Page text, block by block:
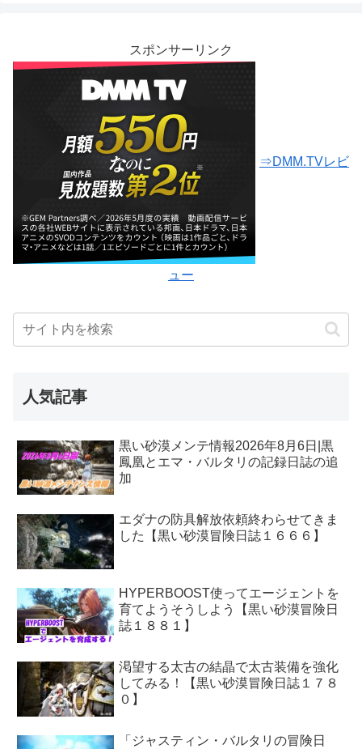
スポンサーリンク
⇒DMM.TVレビ
ュー
人気記事
黒い砂漠メンテ情報2026年8月6日|黒
鳳凰とエマ・バルタリの記録日誌の追
加
エダナの防具解放依頼終わらせてきま
した【黒い砂漠冒険日誌１６６６】
HYPERBOOST使ってエージェントを
育てようそうしよう【黒い砂漠冒険日
誌１８８１】
渇望する太古の結晶で太古装備を強化
してみる！【黒い砂漠冒険日誌１７８
０】
「ジャスティン・バルタリの冒険日